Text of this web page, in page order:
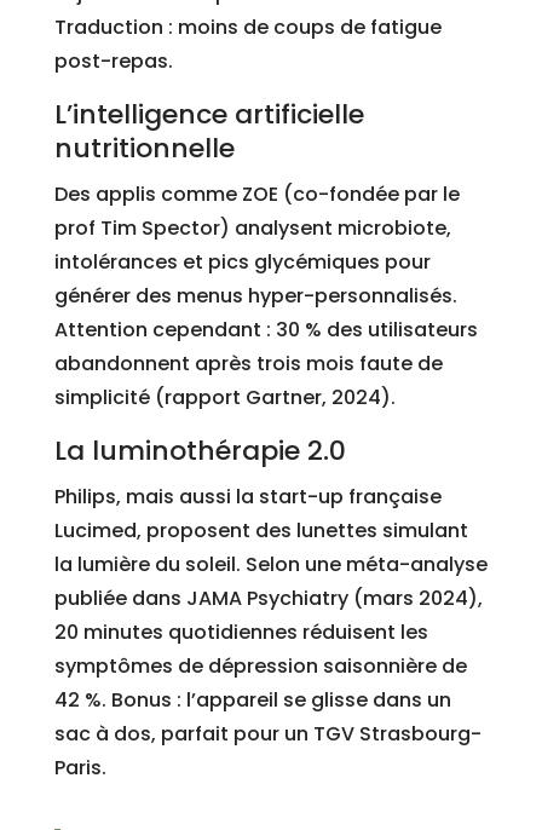
Traduction : moins de coups de fatigue
post-repas.
L’intelligence artificielle
nutritionnelle
Des applis comme ZOE (co-fondée par le
prof Tim Spector) analysent microbiote,
intolérances et pics glycémiques pour
générer des menus hyper-personnalisés.
Attention cependant : 30 % des utilisateurs
abandonnent après trois mois faute de
simplicité (rapport Gartner, 2024).
La luminothérapie 2.0
Philips, mais aussi la start-up française
Lucimed, proposent des lunettes simulant
la lumière du soleil. Selon une méta-analyse
publiée dans JAMA Psychiatry (mars 2024),
20 minutes quotidiennes réduisent les
symptômes de dépression saisonnière de
42 %. Bonus : l’appareil se glisse dans un
sac à dos, parfait pour un TGV Strasbourg-
Paris.